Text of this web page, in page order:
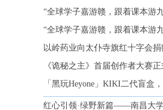
“全球学子嘉游赣，跟着课本游
“全球学子嘉游赣，跟着课本游
以岭药业向太仆寺旗红十字会
《诡秘之主》首届创作者大赛
「黑玩Heyone」KIKI二代盲盒
红心引领·绿野新篇——南昌大